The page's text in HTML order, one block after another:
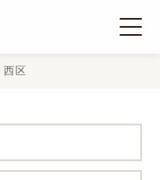
西区